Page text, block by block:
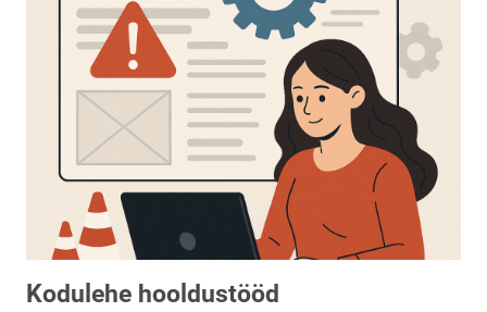
Kodulehe hooldustööd